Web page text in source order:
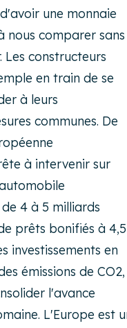
une monnaie
nous comparer sans
Les constructeurs
en train de se
à leurs
communes. De
à intervenir sur
4 à 5 milliards
prêts bonifiés à 4,5
investissements en
émissions de CO2,
l'avance
L'Europe est